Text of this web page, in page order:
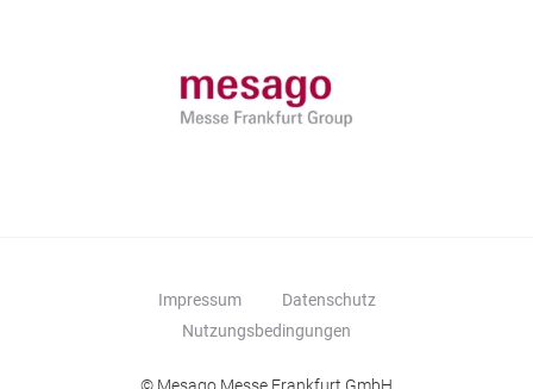
Impressum
Datenschutz
Nutzungsbedingungen